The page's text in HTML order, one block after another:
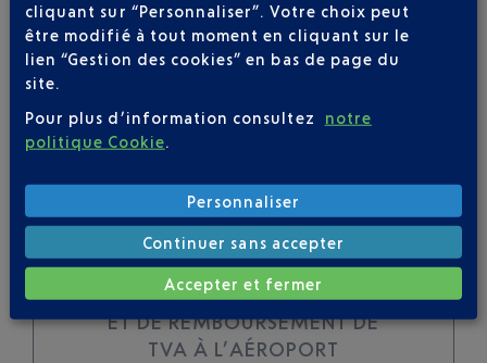
TOUS LES SERVICES DE CHANGE
ET DE REMBOURSEMENT DE
TVA À L’AÉROPORT
cliquant sur “Personnaliser”. Votre choix peut
être modifié à tout moment en cliquant sur le
lien “Gestion des cookies” en bas de page du
site.
Pour plus d’information consultez
notre
politique Cookie.
Personnaliser
Continuer sans accepter
Accepter et fermer